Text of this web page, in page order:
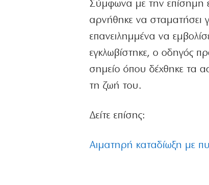
Σύμφωνα με την επίσημη
αρνήθηκε να σταματήσει
επανειλημμένα να
εγκλωβίστηκε, ο οδηγός
σημείο όπου δέχθηκε τα
τη ζωή του.
Δείτε επίσης:
Αιματηρή καταδίωξη με